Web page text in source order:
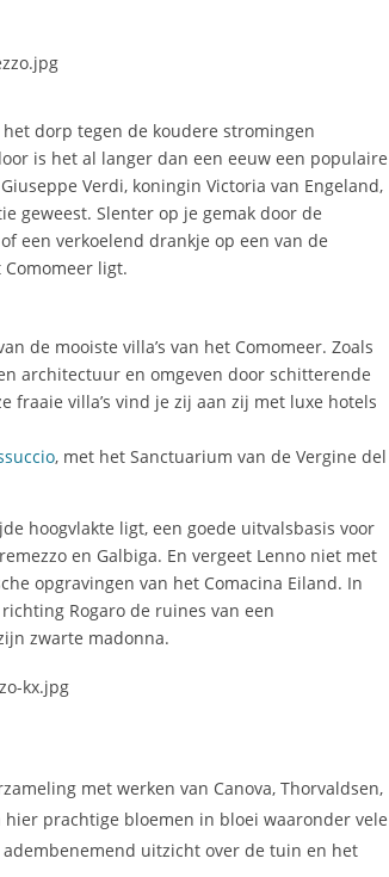
dorp tegen de koudere stromingen
is het al langer dan een eeuw een populaire
Verdi, koningin Victoria van Engeland,
geweest. Slenter op je gemak door de
een verkoelend drankje op een van de
ligt.
de mooiste villa’s van het Comomeer. Zoals
architectuur en omgeven door schitterende
fraaie villa’s vind je zij aan zij met luxe hotels
, met het Sanctuarium van de Vergine del
hoogvlakte ligt, een goede uitvalsbasis voor
en Galbiga. En vergeet Lenno niet met
opgravingen van het Comacina Eiland. In
Rogaro de ruines van een
zwarte madonna.
met werken van Canova, Thorvaldsen,
prachtige bloemen in bloei waaronder vele
adembenemend uitzicht over de tuin en het